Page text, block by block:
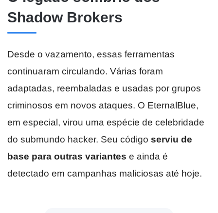
Shadow Brokers
Desde o vazamento, essas ferramentas
continuaram circulando. Várias foram
adaptadas, reembaladas e usadas por grupos
criminosos em novos ataques. O EternalBlue,
em especial, virou uma espécie de celebridade
do submundo hacker. Seu código serviu de
base para outras variantes e ainda é
detectado em campanhas maliciosas até hoje.